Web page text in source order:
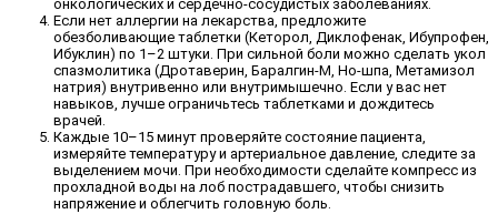
онкологических и сердечно-сосудистых заболеваниях.
Если нет аллергии на лекарства, предложите
обезболивающие таблетки (Кеторол, Диклофенак, Ибупрофен,
Ибуклин) по 1–2 штуки. При сильной боли можно сделать укол
спазмолитика (Дротаверин, Баралгин-М, Но-шпа, Метамизол
натрия) внутривенно или внутримышечно. Если у вас нет
навыков, лучше ограничьтесь таблетками и дождитесь
врачей.
Каждые 10–15 минут проверяйте состояние пациента,
измеряйте температуру и артериальное давление, следите за
выделением мочи. При необходимости сделайте компресс из
прохладной воды на лоб пострадавшего, чтобы снизить
напряжение и облегчить головную боль.